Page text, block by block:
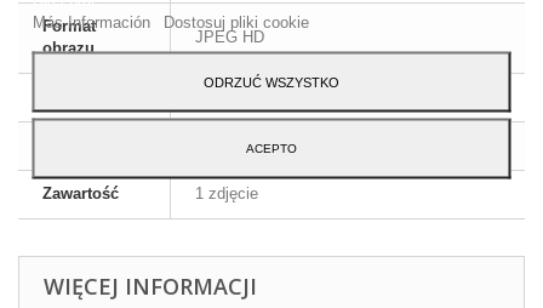
Format
obrazu
JPEG HD
Angielski i francuski
Zawartość 1 zdjęcie
WIĘCEJ INFORMACJI
Más Información
Dostosuj pliki cookie
ODRZUĆ WSZYSTKO
ACEPTO